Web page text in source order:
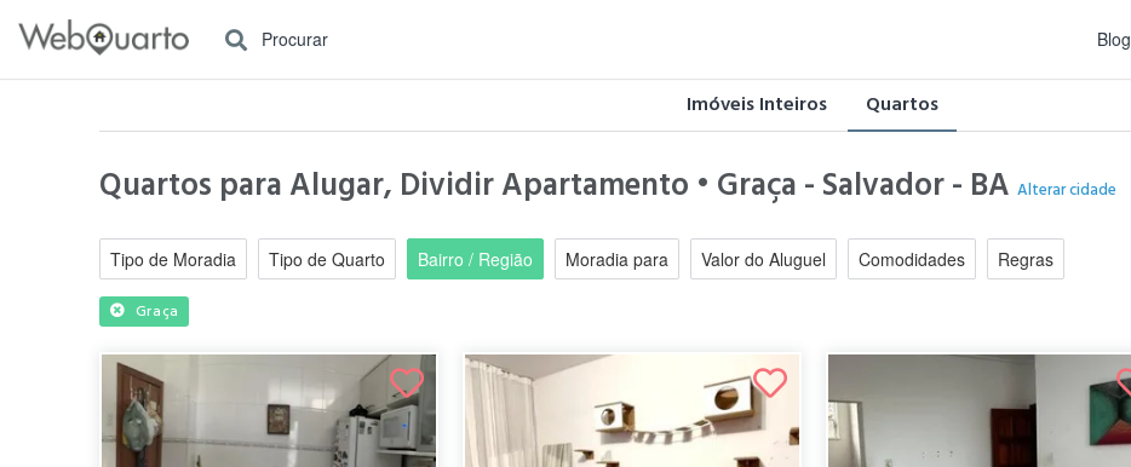
Procurar Blog
Imóveis Inteiros Quartos
Quartos para Alugar, Dividir Apartamento • Graça - Salvador - BAAlterar cidade
Tipo de Moradia Tipo de Quarto Bairro / Região Moradia para Valor do Aluguel Comodidades Regras
Graça